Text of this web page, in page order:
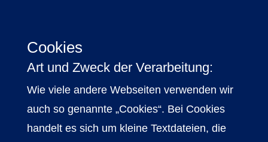
Cookies
Art und Zweck der Verarbeitung:
Wie viele andere Webseiten verwenden wir
auch so genannte „Cookies“. Bei Cookies
handelt es sich um kleine Textdateien, die